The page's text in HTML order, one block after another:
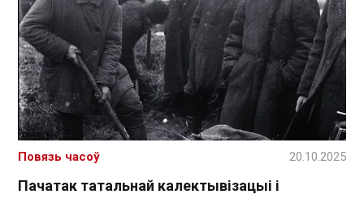
Пачатак татальнай калектывізацыі і
Повязь часоў 20.10.2025